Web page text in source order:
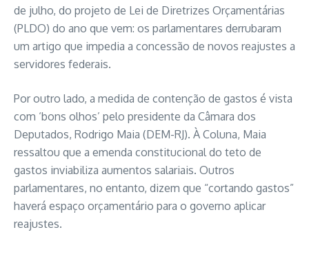
de julho, do projeto de Lei de Diretrizes Orçamentárias
(PLDO) do ano que vem: os parlamentares derrubaram
um artigo que impedia a concessão de novos reajustes a
servidores federais.
Por outro lado, a medida de contenção de gastos é vista
com ‘bons olhos’ pelo presidente da Câmara dos
Deputados, Rodrigo Maia (DEM-RJ). À Coluna, Maia
ressaltou que a emenda constitucional do teto de
gastos inviabiliza aumentos salariais. Outros
parlamentares, no entanto, dizem que “cortando gastos”
haverá espaço orçamentário para o governo aplicar
reajustes.